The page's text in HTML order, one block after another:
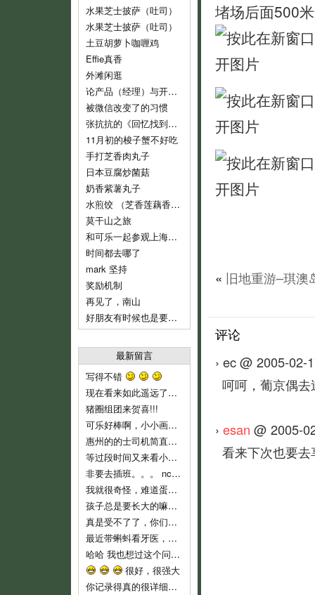
水果芝士披萨（吐司）
水果芝士披萨（吐司）
土豆胡萝卜咖喱鸡
Effie真香
外滩闲逛
论产品（经理）与开发（经理）的话语权
被微信改变了的习惯
张抗抗的《回忆找到了我》
11月初的梭子蟹不好吃
手打芝香肉丸子
日本豆腐炒菌菇
奶香紫薯丸子
水煎饺 （芝香莲藕香菇肉饺）
莫干山之旅
和可乐一起参观上海鲁迅纪念馆
时间都去哪了
mark 坚持
奖励机制
再见了，南山
好朋友有时候也是要分开的
最新留言
写得不错
现在看来如此遥远了……
猪圈组团来贺喜!!!
可乐好棒啊，小小画家！
惠州的的士司机简直就是人渣...服务态度不好..个人素质差..喜欢兜远路,花钱做他们的的士..他们反而是老大,还说争创文明城市,有
等过段时间又来看小可乐
非要去插班。。。 nc，nc，新时代的蛋痛。
我就很奇怪，难道蛋教主和教主夫人小时候没有去过幼儿园么？难倒不记得当时自己的心情吗？ 自从蛋教主一开始说通过洗脑，可以让小孩
孩子总是要长大的嘛，3岁上幼儿园也不算早吧，我们从来不乱给药给可乐吃的，就是发烧不高，我们也都是坚持监督喝水降温而已。长河叔叔，太
真是受不了了，你们就不能让可乐对幼儿园渐进适应吗？ 都开始出现生理反应了。再说，现在小孩这么小，不能随便用药，怎么像起来这么
最近带蝌蚪看牙医，医生说只要有牙齿就要开始刷牙！ 不过貌似小朋友不是很好教，蝌蚪现在非常愿意啃牙刷~ 听好些人提到巧虎里教刷牙
哈哈 我也想过这个问题。我不相信自己会有电影主角这么好的运气，所以宁愿跟那个最早发现问题的可怜科学家一样，全家人在一起……
很好，很强大
你记录得真的很详细，他长大了，会感谢妈妈给他留下这么珍贵的记忆！
堵场后面500
« 旧地重游–琪澳
评论
› ec @ 2005-02-
呵呵，葡京偶
› esan @ 2005-
看来下次也要